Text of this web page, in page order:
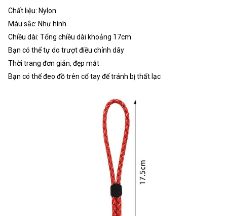
Chất liệu: Nylon
Màu sắc: Như hình
Chiều dài: Tổng chiều dài khoảng 17cm
Bạn có thể tự do trượt điều chỉnh dây
Thời trang đơn giản, đẹp mắt
Bạn có thể đeo đồ trên cổ tay để tránh bị thất lạc